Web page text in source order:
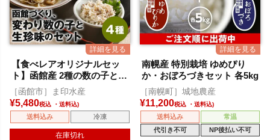
【食べレアオリジナルセッ
ト】函館産 2種の数の子とほ
たて松前漬・いぶりがっこチ
ーズセット
［函館市］ま印水産
¥5,480税込
送料込み 冷凍
在庫切れ
南幌産 特別栽培 ゆめぴり
か・おぼろづきセット 各5kg
［南幌町］城地農産
¥11,200税込
送料込み
常温
代引き不可
NP後払い不可